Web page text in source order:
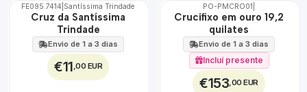
FE095.7414 Santíssima Trindade
Cruz da Santíssima
Trindade
Envio de 1 a 3 dias
€11,00 EUR
🇵🇹
PO-PMCRO01
Crucifixo em ouro 19,2
quilates
Envio de 1 a 3 dias
Incluí presente
€153,00 EUR